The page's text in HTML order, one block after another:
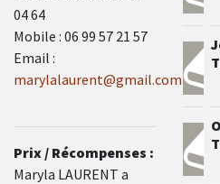
04 64
Mobile : 06 99 57 21 57
Email :
marylalaurent@gmail.com
Prix / Récompenses :
Maryla LAURENT a